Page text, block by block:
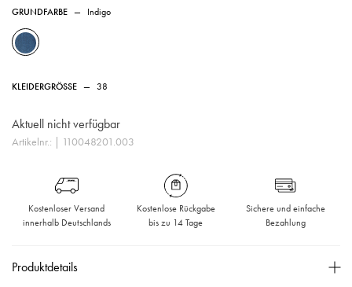
GRUNDFARBE — Indigo
KLEIDERGRÖSSE — 38
Aktuell nicht verfügbar
Artikelnr.: | 110048201.003
Kostenloser Versand
innerhalb Deutschlands
Kostenlose Rückgabe
bis zu 14 Tage
Sichere und einfache
Bezahlung
Produktdetails